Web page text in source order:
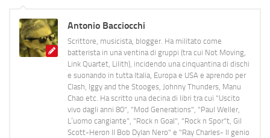
Antonio Bacciocchi
Scrittore, musicista, blogger. Ha militato come
batterista in una ventina di gruppi (tra cui Not Moving,
Link Quartet, Lilith), incidendo una cinquantina di dischi
e suonando in tutta Italia, Europa e USA e aprendo per
Clash, Iggy and the Stooges, Johnny Thunders, Manu
Chao etc. Ha scritto una decina di libri tra cui "Uscito
vivo dagli anni 80", "Mod Generations", "Paul Weller,
L’uomo cangiante", "Rock n Goal", "Rock n Spor"t, Gil
Scott-Heron Il Bob Dylan Nero" e "Ray Charles- Il genio